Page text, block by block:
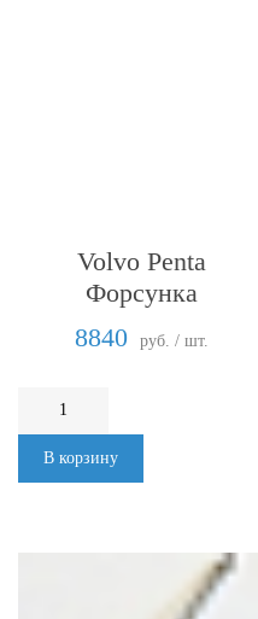
Volvo Penta
Форсунка
8840
руб. / шт.
В корзину